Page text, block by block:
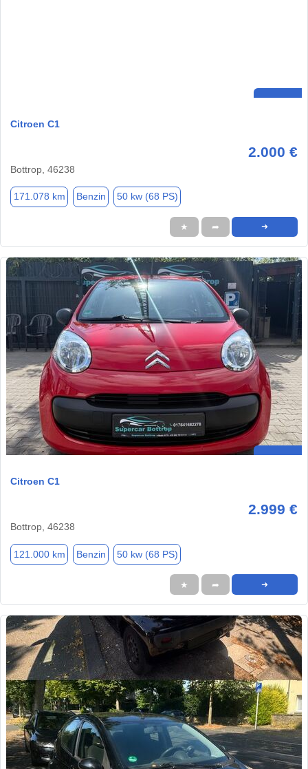
Citroen C1
2.000 €
Bottrop, 46238
171.078 km Benzin 50 kw (68 PS)
★ ➦ ➜
Citroen C1
2.999 €
Bottrop, 46238
121.000 km Benzin 50 kw (68 PS)
★ ➦ ➜